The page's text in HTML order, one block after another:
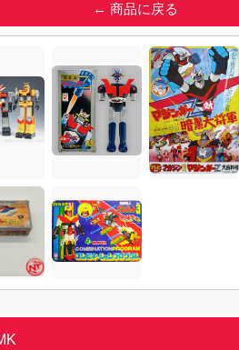
陥はございません。
の有無（ミサイル、各種パーツ、
チラシ等）につきましては、
っているものがすべてとなります
いる部品やオリジナルでない部
合は、 商品説明内に明記いたしま
がございましたら、
さい
。
← 商品に戻る